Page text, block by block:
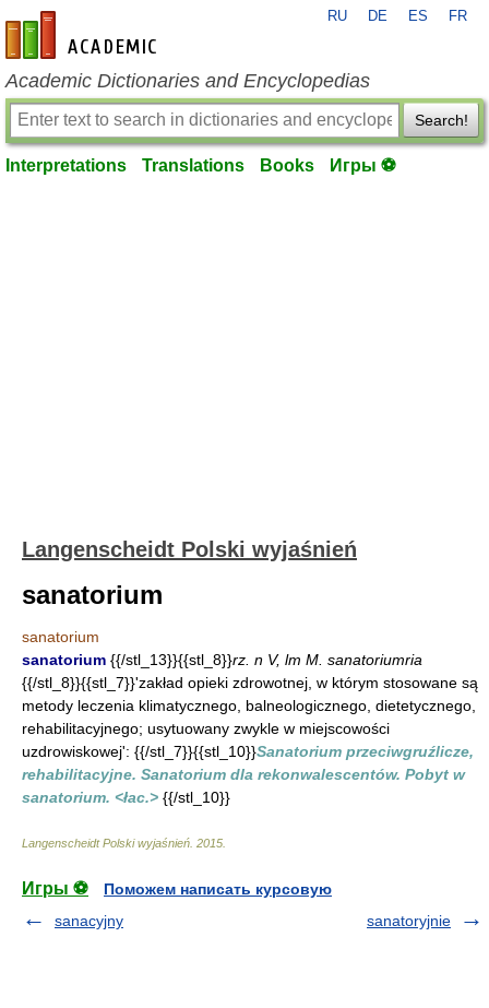
en-academic.com
RU DE ES FR
Academic Dictionaries and Encyclopedias
Search!
Interpretations Translations Books Игры ⚽
Langenscheidt Polski wyjaśnień
sanatorium
sanatorium
sanatorium {{/stl_13}}{{stl_8}}rz. n V, lm M. sanatoriumria
{{/stl_8}}{{stl_7}}'zakład opieki zdrowotnej, w którym stosowane są
metody leczenia klimatycznego, balneologicznego, dietetycznego,
rehabilitacyjnego; usytuowany zwykle w miejscowości
uzdrowiskowej': {{/stl_7}}{{stl_10}}Sanatorium przeciwgruźlicze,
rehabilitacyjne. Sanatorium dla rekonwalescentów. Pobyt w
sanatorium. <łac.> {{/stl_10}}
Langenscheidt Polski wyjaśnień 2015
Игры ⚽
Поможем написать курсовую
sanacyjny
sanatoryjnie